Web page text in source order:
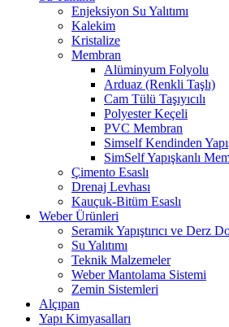
Enjeksiyon Su Yalıtımı
Kalekim
Kristalize
Membran
Alüminyum Folyolu
Arduaz (Renkli Taşlı)
Cam Tülü Taşıyıcılı
Polyester Keçeli
PVC Membran
Simself Kendinden
SimSelf Yapışkanlı
Çimento Esaslı
Drenaj Levhası
Kauçuk-Bitüm Esaslı
Weber Ürünleri
Seramik Yapıştırıcı ve Derz
Su Yalıtımı
Teknik Malzemeler
Weber Mantolama Sistemi
Zemin Sistemleri
Alçıpan
Yapı Kimyasalları